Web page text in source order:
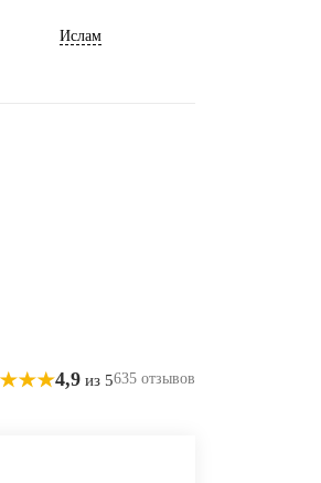
Ислам
4,9 из 5635 отзывов